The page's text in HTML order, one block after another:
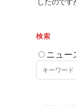
したのです
検索
ニュー